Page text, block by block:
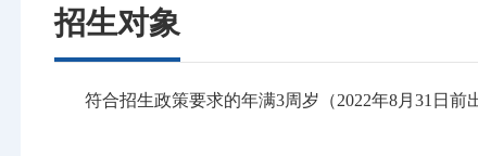
招生对象
符合招生政策要求的年满3周岁（2022年8月31日前